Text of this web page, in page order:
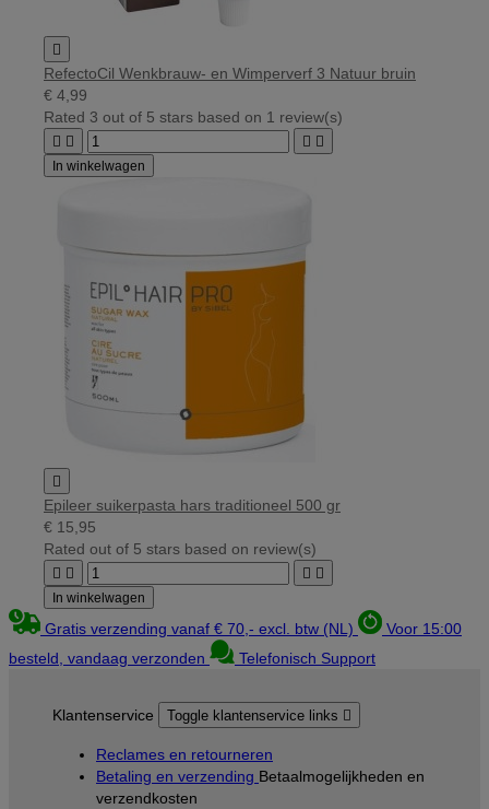

RefectoCil Wenkbrauw- en Wimperverf 3 Natuur bruin
€ 4,99
Rated 3 out of 5 stars based on 1 review(s)
   
In winkelwagen

Epileer suikerpasta hars traditioneel 500 gr
€ 15,95
Rated out of 5 stars based on review(s)
   
In winkelwagen
Gratis verzending vanaf € 70,- excl. btw (NL)
Voor 15:00
besteld, vandaag verzonden
Telefonisch Support
Klantenservice Toggle klantenservice links 
Reclames en retourneren
Betaling en verzending Betaalmogelijkheden en
verzendkosten